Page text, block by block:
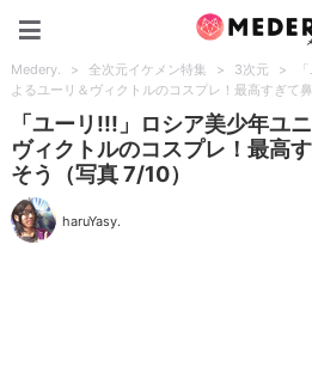
Medery. > 全次元イケメン特集 > 3次元 >
よるユーリ＆ヴィクトルのコスプレ！最高すぎて
「ユーリ!!!」ロシア美少年ユ
ヴィクトルのコスプレ！最高
そう（写真 7/10）
haruYasy.